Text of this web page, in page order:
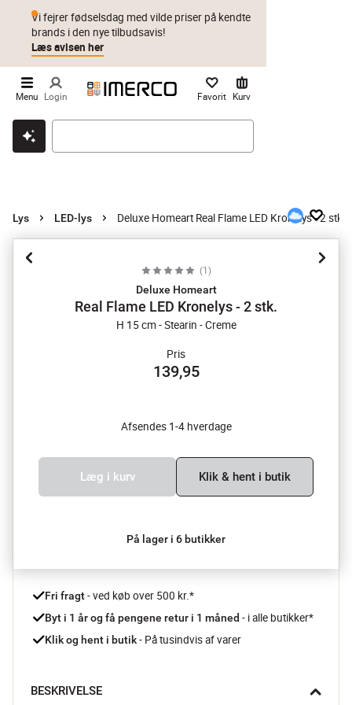
Klik & hent Byt i 1 år Prismatch
Vi fejrer fødselsdag med vilde priser på kendte
brands i den nye tilbudsavis!
Læs avisen her
Menu Login Favorit Kurv
Lys LED-lys Deluxe Homeart Real Flame LED Kronelys - 2 stk.
(1 )
Deluxe Homeart
Real Flame LED Kronelys - 2 stk.
H 15 cm - Stearin - Creme
Pris
139,95
Afsendes 1-4 hverdage
Læg i kurv Klik & hent i butik
På lager i 6 butikker
Fri fragt - ved køb over 500 kr.*
Byt i 1 år og få pengene retur i 1 måned - i alle butikker*
Klik og hent i butik - På tusindvis af varer
BESKRIVELSE